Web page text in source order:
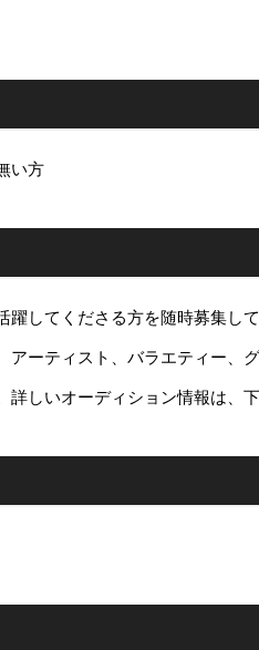
い方
してくださる方を随時募集し
ーティスト、バラエティー、
しいオーディション情報は、